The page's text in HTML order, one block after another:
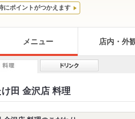
にポイントがつかえます
メニュー 店内・外
田 金沢店 料理